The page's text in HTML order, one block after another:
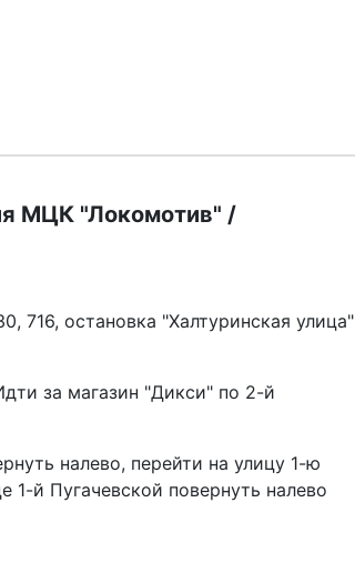
МЦК "Локомотив" /
716, остановка "Халтуринская улица"
за магазин "Дикси" по 2-й
налево, перейти на улицу 1-ю
й Пугачевской повернуть налево